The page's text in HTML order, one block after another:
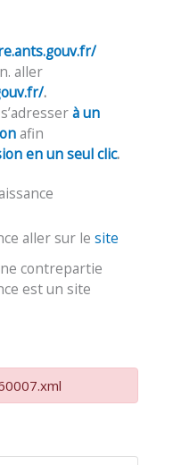
aller
.
à un
afin
en un seul clic.
aller sur le site
contrepartie
est un site